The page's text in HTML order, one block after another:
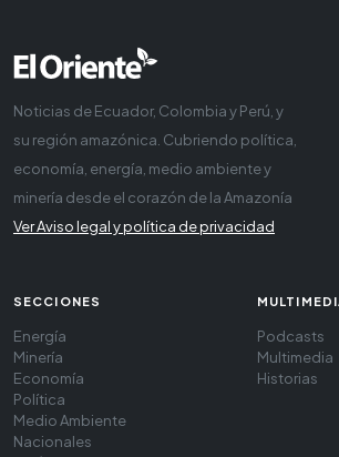
Noticias de Ecuador, Colombia y Perú, y
su región amazónica. Cubriendo política,
economía, energía, medio ambiente y
minería desde el corazón de la Amazonía
Ver Aviso legal y política de privacidad
SECCIONES
Energía
Minería
Economía
Política
Medio Ambiente
Nacionales
Podcasts
Multimedia
Historias